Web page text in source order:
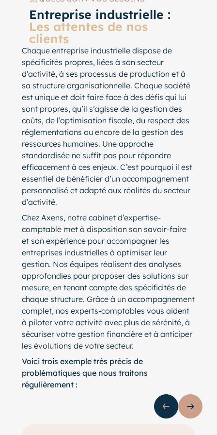
Entreprise industrielle :
Les attentes de nos
clients
Chaque entreprise industrielle dispose de
spécificités propres, liées à son secteur
d’activité, à ses processus de production et à
sa structure organisationnelle. Chaque société
est unique et doit faire face à des défis qui lui
sont propres, qu’il s’agisse de la gestion des
coûts, de l’optimisation fiscale, du respect des
réglementations ou encore de la gestion des
ressources humaines. Une approche
standardisée ne suffit pas pour répondre
efficacement à ces enjeux. C’est pourquoi il est
essentiel de bénéficier d’un accompagnement
personnalisé et adapté aux réalités du secteur
d’activité.
Chez Axens, notre cabinet d’expertise-
comptable met à disposition son savoir-faire
et son expérience pour accompagner les
entreprises industrielles à optimiser leur
gestion. Nos équipes réalisent des analyses
approfondies pour proposer des solutions sur
mesure, en tenant compte des spécificités de
chaque structure. Grâce à un accompagnement
complet, nos experts-comptables vous aident
à piloter votre activité avec plus de sérénité, à
sécuriser votre gestion financière et à anticiper
les évolutions de votre secteur.
Voici trois exemple très précis de
problématiques que nous traitons
régulièrement :
Slide précédente
Slide